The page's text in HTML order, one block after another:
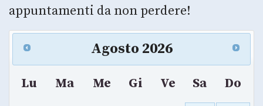
appuntamenti da non perdere!
Agosto 2026
Lu Ma Me Gi Ve Sa
Do